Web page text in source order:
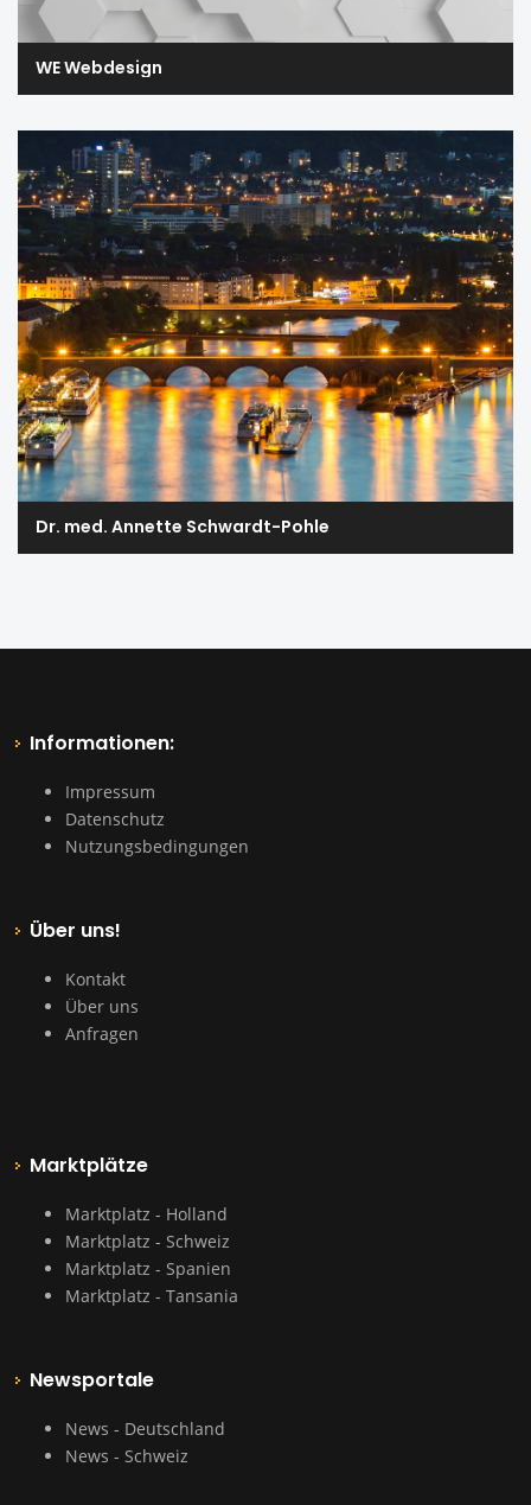
WE Webdesign
Dr. med. Annette Schwardt-Pohle
Informationen:
Impressum
Datenschutz
Nutzungsbedingungen
Über uns!
Kontakt
Über uns
Anfragen
Marktplätze
Marktplatz - Holland
Marktplatz - Schweiz
Marktplatz - Spanien
Marktplatz - Tansania
Newsportale
News - Deutschland
News - Schweiz